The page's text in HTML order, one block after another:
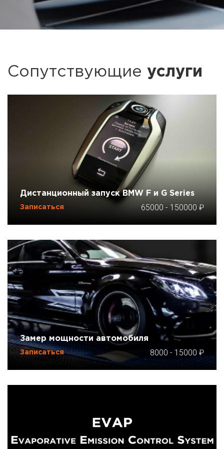
Сопутствующие услуги
Дистанционный запуск BMW F и G Series
Записаться 65000 - 150000
Замер мощности автомобиля
Записаться 8000 - 15000